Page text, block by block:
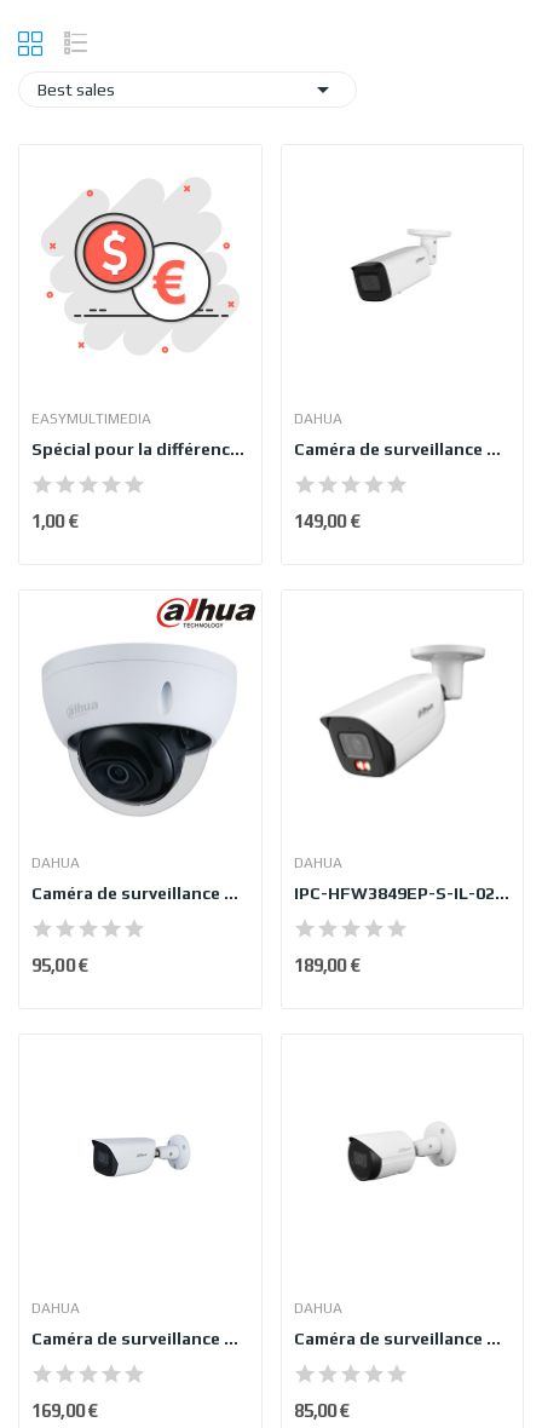
Best sales 
EASYMULTIMEDIA
Spécial pour la différence de prix
1,00 €
DAHUA
Caméra de surveillance Dahua IPC-HFW2541TP-ZS...
149,00 €
DAHUA
Caméra de surveillance Dahua IPC-HDBW2541E-2...
95,00 €
DAHUA
IPC-HFW3849EP-S-IL-0280B
189,00 €
DAHUA
Caméra de surveillance Dahua IPC-HFW3841EP-AS...
169,00 €
DAHUA
Caméra de surveillance Dahua IPC-HFW2541SP-S-S2...
85,00 €